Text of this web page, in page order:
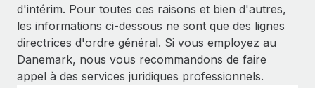
Mobilité et déménagement international
Organisez facilement le déménagement de vos
employés
Avantages sociaux
BLOG
Mises à jour des produits de Remote :
Intégrations Gusto et Xero et Gestion des
freelances Plus
d'intérim. Pour toutes ces raisons et bien d'autres,
les informations ci-dessous ne sont que des lignes
directrices d'ordre général. Si vous employez au
Danemark, nous vous recommandons de faire
appel à des services juridiques professionnels.